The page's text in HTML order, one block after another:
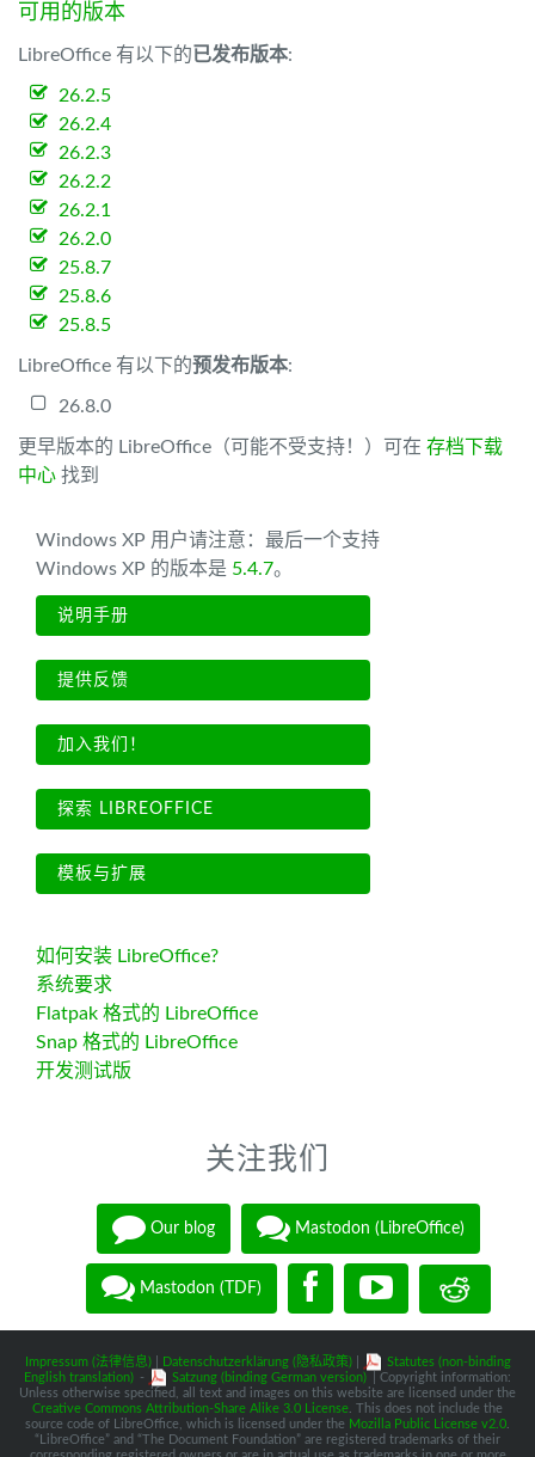
可用的版本
LibreOffice 有以下的已发布版本:
26.2.5
26.2.4
26.2.3
26.2.2
26.2.1
26.2.0
25.8.7
25.8.6
25.8.5
LibreOffice 有以下的预发布版本:
26.8.0
更早版本的 LibreOffice（可能不受支持！）可在 存档下载
中心 找到
Windows XP 用户请注意：最后一个支持
Windows XP 的版本是 5.4.7。
说明手册
提供反馈
加入我们！
探索 LIBREOFFICE
模板与扩展
如何安装 LibreOffice?
系统要求
Flatpak 格式的 LibreOffice
Snap 格式的 LibreOffice
开发测试版
关注我们
Our blog Mastodon (LibreOffice)
Mastodon (TDF)
Impressum (法律信息)| Datenschutzerklärung (隐私政策)|
Statutes (non-binding
English translation) - Satzung (binding German version)
| Copyright information:
Unless otherwise specified, all text and images on this website are licensed under the
Creative Commons Attribution-Share Alike 3.0 License . This does not include the
source code of LibreOffice, which is licensed under the Mozilla Public License v2.0
“LibreOffice” and “The Document Foundation” are registered trademarks of their